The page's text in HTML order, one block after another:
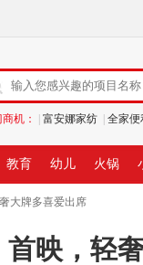
机： 富安娜家纺 全家便
教育 幼儿 火锅
大牌多喜爱出席
首映，轻